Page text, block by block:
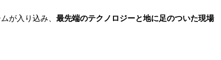
が入り込み、 最先端のテクノロジーと地に足のついた現場